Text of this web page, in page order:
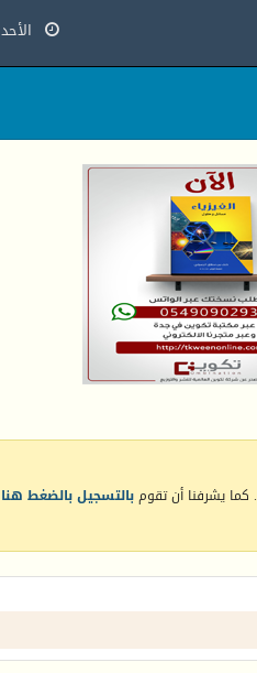
الأحد 9 اغسطس 2026 م - 23 صفر 1448هـ
. كما يشرفنا أن تقومبالتسجيل بالضغط هنا